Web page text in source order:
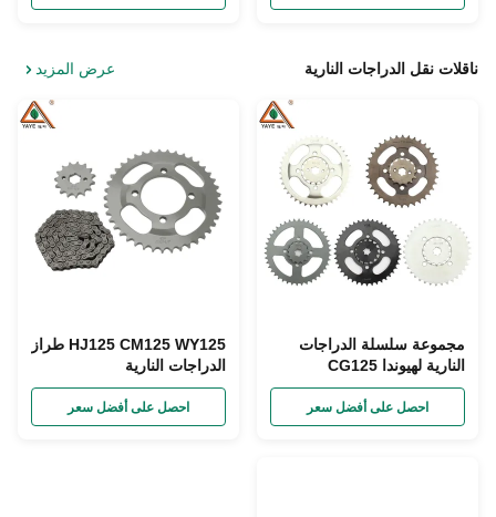
ناقلات نقل الدراجات النارية عرض المزيد
مجموعة سلسلة الدراجات
النارية لهيوندا CG125
سوزوكي GN125 WY125
ZJ125 CD70
احصل على أفضل سعر
HJ125 CM125 WY125 طراز
الدراجات النارية
احصل على أفضل سعر